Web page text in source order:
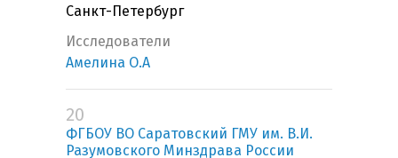
Санкт-Петербург
Исследователи
Амелина О.А
20
ФГБОУ ВО Саратовский ГМУ им. В.И.
Разумовского Минздрава России